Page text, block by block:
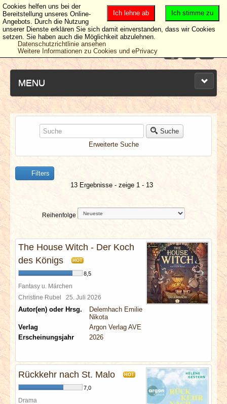
MENU
NEUESTE ARTIKEL
NEWS & DATES
BERICHTE
VERLOSUNGEN
SPECIALS
REDAKTION
LINKS
ARCHIV
Suche
Erweiterte Suche
Filters
13 Ergebnisse - zeige 1 - 13
Reihenfolge
The House Witch - Der Koch
des Königs
HOT
8,5
Fantasy u. Märchen
Christine Rubel 25. Juli 2026
Autor(en) oder Hrsg.
Delemhach Emilie
Nikota
Verlag
Argon Verlag AVE
Erscheinungsjahr
2026
Rückkehr nach St. Malo HOT
7,0
Drama
Ich stimme zu
Ich lehne ab
Cookies helfen uns bei der
Bereitstellung unseres Online-
Angebots. Durch die Nutzung
unserer Dienste erklären Sie sich damit einverstanden, dass wir Cookies
setzen. Sie haben auch die Möglichkeit abzulehnen.
Datenschutzrichtlinie ansehen
Weitere Informationen zu Cookies und ePrivacy